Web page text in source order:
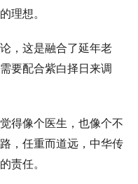
理想。
，这是融合了延年老
要配合紫白择日来调
得像个医生，也像个不
，任重而道远，中华传
责任。